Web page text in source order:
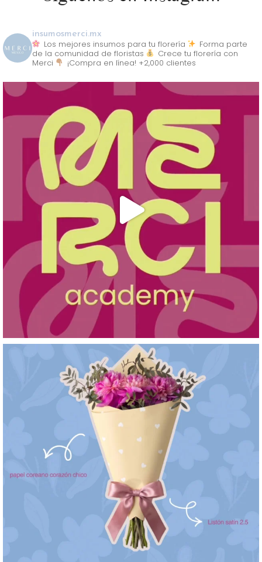
insumosmerci.mx
Los mejores insumos para tu florería
Forma parte
de la comunidad de floristas
Crece tu florería con
Merci
¡Compra en línea! +2,000 clientes